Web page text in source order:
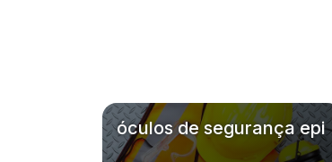
óculos de segurança epi